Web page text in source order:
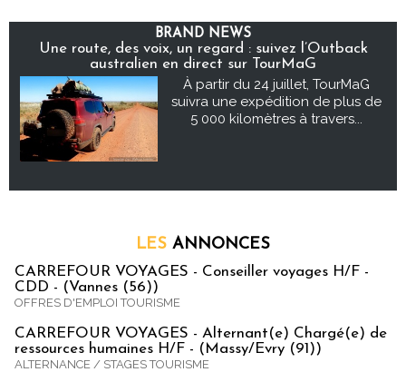
BRAND NEWS
Une route, des voix, un regard : suivez l’Outback
australien en direct sur TourMaG
À partir du 24 juillet, TourMaG
suivra une expédition de plus de
5 000 kilomètres à travers...
LES ANNONCES
CARREFOUR VOYAGES - Conseiller voyages H/F -
CDD - (Vannes (56))
OFFRES D'EMPLOI TOURISME
CARREFOUR VOYAGES - Alternant(e) Chargé(e) de
ressources humaines H/F - (Massy/Evry (91))
ALTERNANCE / STAGES TOURISME